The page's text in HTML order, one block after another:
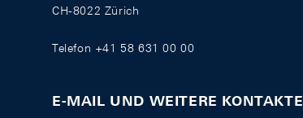
CH-8022 Zürich
Telefon +41 58 631 00 00
E-MAIL UND WEITERE KONTAKTE